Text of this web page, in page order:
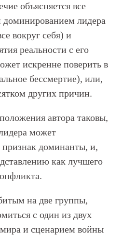
объясняется все
лидера
вокруг себя) и
реальности с его
искренне поверить в
бессмертие), или,
других причин.
автора таковы,
может
признак доминанты, и,
как лучшего
на две группы,
с один из двух
и сценарием войны